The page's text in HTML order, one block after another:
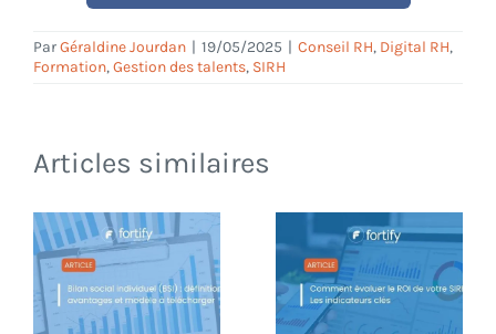
ParGéraldine Jourdan | 19/05/2025 | Conseil RH, Digital RH,
Formation,Gestion des talents, SIRH
Articles similaires